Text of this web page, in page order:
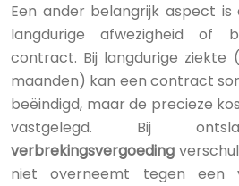
Een ander belangrijk aspect
langdurige afwezigheid of
contract. Bij langdurige ziekte
maanden) kan een contract
beëindigd, maar de precieze
vastgelegd. Bij
verbrekingsvergoeding
niet overneemt tegen een